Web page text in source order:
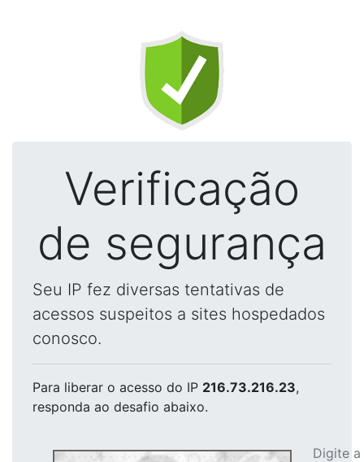
Verificação
de segurança
Seu IP fez diversas tentativas de
acessos suspeitos a sites hospedados
conosco.
Para liberar o acesso do IP 216.73.216.23,
responda ao desafio abaixo.
Digite